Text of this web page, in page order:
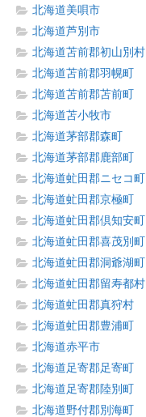
北海道美唄市
北海道芦別市
北海道苫前郡初山別村
北海道苫前郡羽幌町
北海道苫前郡苫前町
北海道苫小牧市
北海道茅部郡森町
北海道茅部郡鹿部町
北海道虻田郡ニセコ町
北海道虻田郡京極町
北海道虻田郡倶知安町
北海道虻田郡喜茂別町
北海道虻田郡洞爺湖町
北海道虻田郡留寿都村
北海道虻田郡真狩村
北海道虻田郡豊浦町
北海道赤平市
北海道足寄郡足寄町
北海道足寄郡陸別町
北海道野付郡別海町